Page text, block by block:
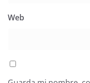
Web